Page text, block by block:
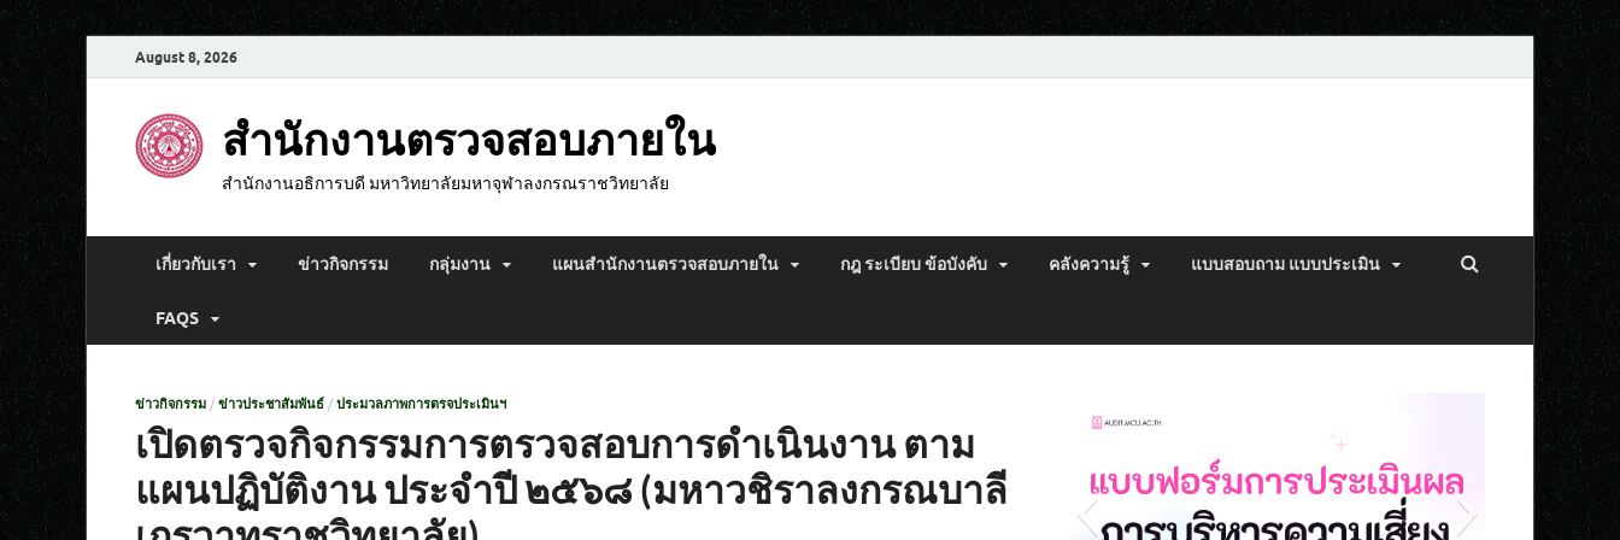
August 8, 2026
สำนักงานตรวจสอบภายใน
สำนักงานอธิการบดี มหาวิทยาลัยมหาจุฬาลงกรณราชวิทยาลัย
เกี่ยวกับเรา ข่าวกิจกรรม กลุ่มงาน แผนสำนักงานตรวจสอบภายใน กฎ ระเบียบ ข้อบังคับ คลังความรู้ แบบสอบถาม แบบประเมิน
FAQS
ข่าวกิจกรรม / ข่าวประชาสัมพันธ์ / ประมวลภาพการตรจประเมินฯ
เปิดตรวจกิจกรรมการตรวจสอบการดำเนินงาน ตาม
แผนปฏิบัติงาน ประจำปี ๒๕๖๘ (มหาวชิราลงกรณบาลี